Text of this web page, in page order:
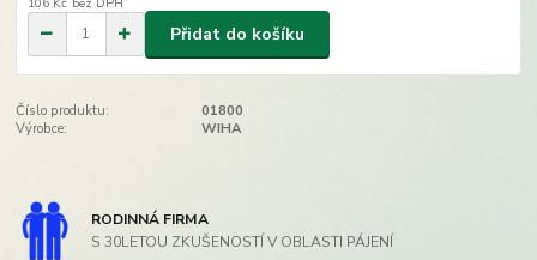
Přidat do košíku
Číslo produktu:
01800
Výrobce:
WIHA
RODINNÁ FIRMA
S 30LETOU ZKUŠENOSTÍ V OBLASTI PÁJENÍ